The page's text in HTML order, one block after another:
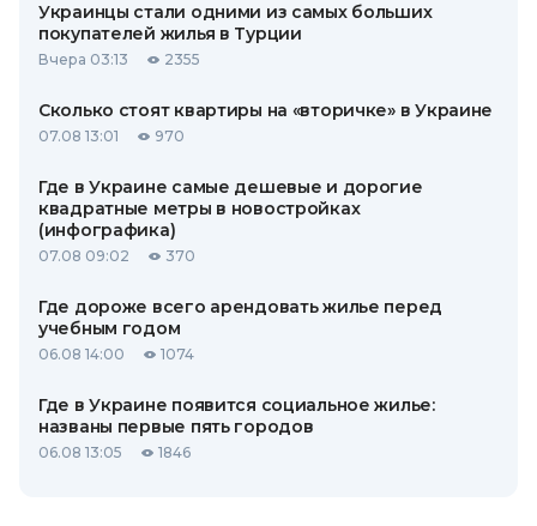
Украинцы стали одними из самых больших
покупателей жилья в Турции
Вчера 03:13 2355
Сколько стоят квартиры на «вторичке» в Украине
07.08 13:01 970
Где в Украине самые дешевые и дорогие
квадратные метры в новостройках
(инфографика)
07.08 09:02 370
Где дороже всего арендовать жилье перед
учебным годом
06.08 14:00 1074
Где в Украине появится социальное жилье:
названы первые пять городов
06.08 13:05 1846